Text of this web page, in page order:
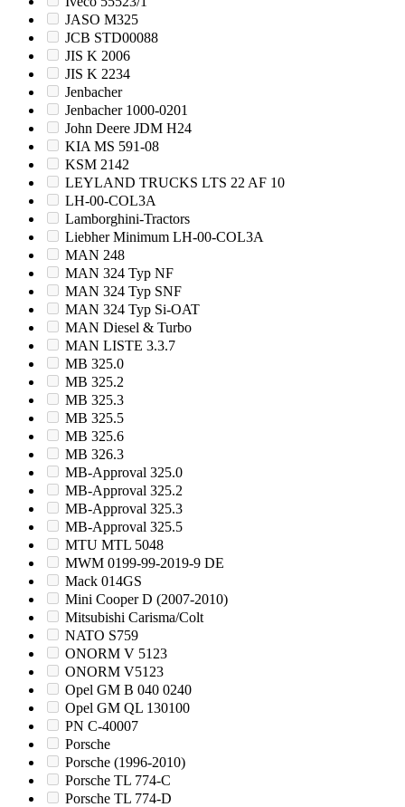
JASO M325
JCB STD00088
JIS K 2006
JIS K 2234
Jenbacher
Jenbacher 1000-0201
John Deere JDM H24
KIA MS 591-08
KSM 2142
LEYLAND TRUCKS LTS 22 AF 10
LH-00-COL3A
Lamborghini-Tractors
Liebher Minimum LH-00-COL3A
MAN 248
MAN 324 Typ NF
MAN 324 Typ SNF
MAN 324 Typ Si-OAT
MAN Diesel & Turbo
MAN LISTE 3.3.7
MB 325.0
MB 325.2
MB 325.3
MB 325.5
MB 325.6
MB 326.3
MB-Approval 325.0
MB-Approval 325.2
MB-Approval 325.3
MB-Approval 325.5
MTU MTL 5048
MWM 0199-99-2019-9 DE
Mack 014GS
Mini Cooper D (2007-2010)
Mitsubishi Carisma/Colt
NATO S759
ONORM V 5123
ONORM V5123
Opel GM B 040 0240
Opel GM QL 130100
PN C-40007
Porsche
Porsche (1996-2010)
Porsche TL 774-C
Porsche TL 774-D